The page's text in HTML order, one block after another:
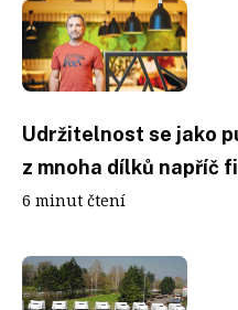
Udržitelnost se jako
z mnoha dílků napříč
6 minut čtení